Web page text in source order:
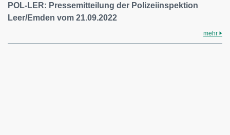
POL-LER: Pressemitteilung der Polizeiinspektion
Leer/Emden vom 21.09.2022
mehr